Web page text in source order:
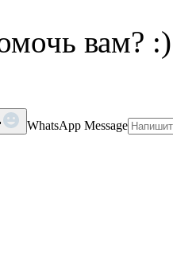
вам? :)
WhatsApp Message